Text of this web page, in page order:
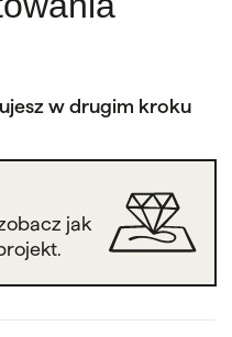
w drugim kroku
jak